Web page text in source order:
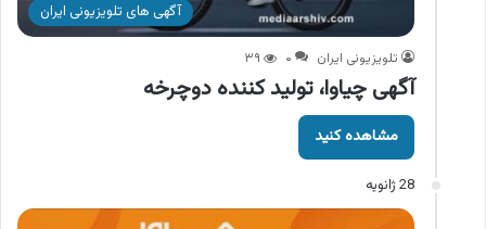
آگهی های تلویزیونی ایران
تلویزیونی ایران ۰ ۳۹
آگهی چیاوا، تولید کننده دوچرخه
مشاهده کنید
28 ژانویه